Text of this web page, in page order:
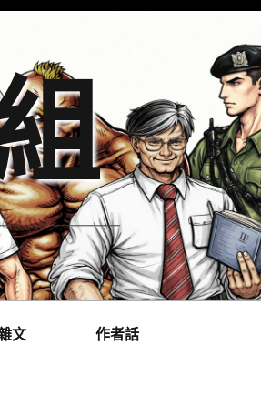
文 作者話